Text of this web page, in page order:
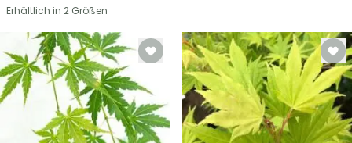
Erhältlich in 2 Größen